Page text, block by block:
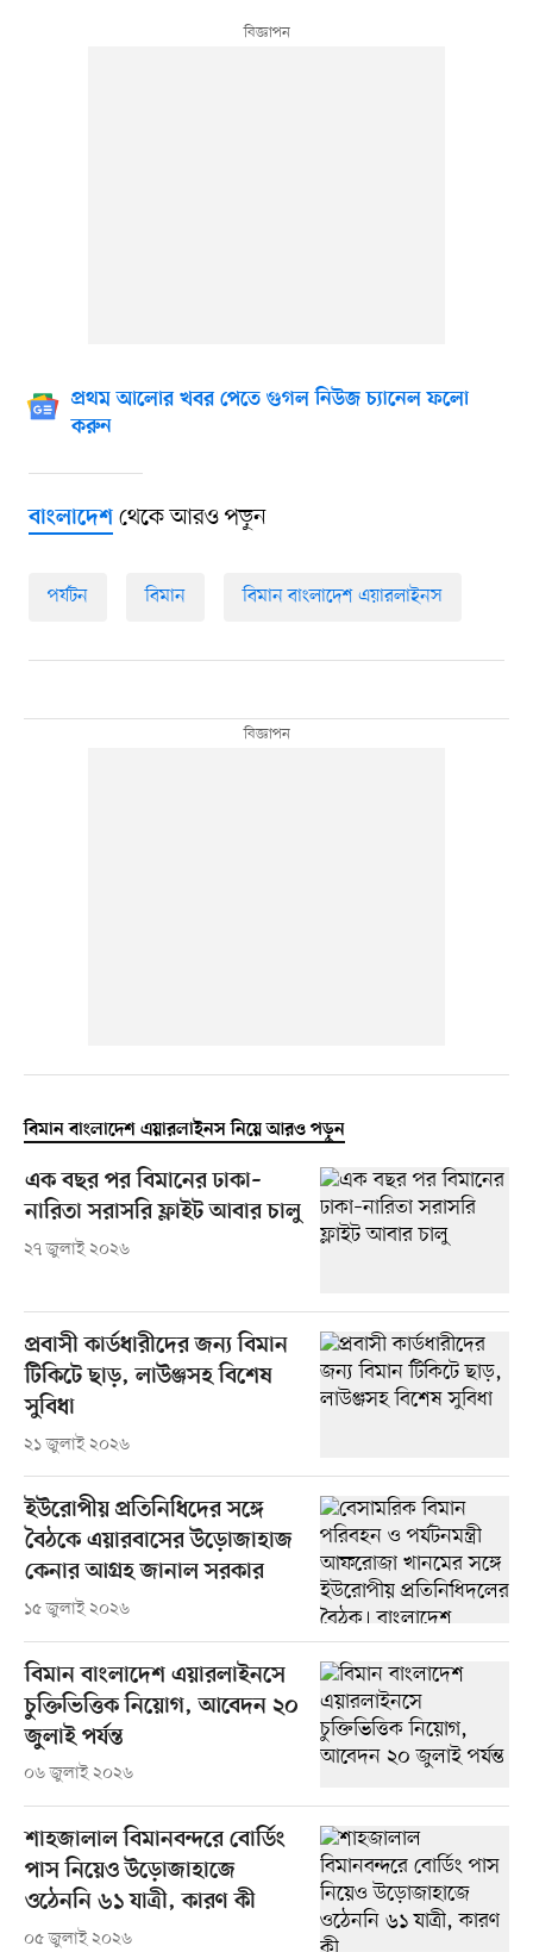
প্রথম আলোর খবর পেতে গুগল নিউজ চ্যানেল ফলো
করুন
বাংলাদেশথেকে আরও পড়ুন
পর্যটন বিমান বিমান বাংলাদেশ এয়ারলাইনস
বিমান বাংলাদেশ এয়ারলাইনস নিয়ে আরও পড়ুন
এক বছর পর বিমানের ঢাকা–
নারিতা সরাসরি ফ্লাইট আবার চালু
২৭ জুলাই ২০২৬
প্রবাসী কার্ডধারীদের জন্য বিমান
টিকিটে ছাড়, লাউঞ্জসহ বিশেষ
সুবিধা
২১ জুলাই ২০২৬
ইউরোপীয় প্রতিনিধিদের সঙ্গে
বৈঠকে এয়ারবাসের উড়োজাহাজ
কেনার আগ্রহ জানাল সরকার
১৫ জুলাই ২০২৬
বিমান বাংলাদেশ এয়ারলাইনসে
চুক্তিভিত্তিক নিয়োগ, আবেদন ২০
জুলাই পর্যন্ত
০৬ জুলাই ২০২৬
শাহজালাল বিমানবন্দরে বোর্ডিং
পাস নিয়েও উড়োজাহাজে
ওঠেননি ৬১ যাত্রী, কারণ কী
০৫ জুলাই ২০২৬